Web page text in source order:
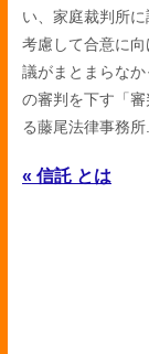
い、家庭裁判所に
考慮して合意に
議がまとまらな
の審判を下す「
る藤尾法律事務所
« 信託 とは